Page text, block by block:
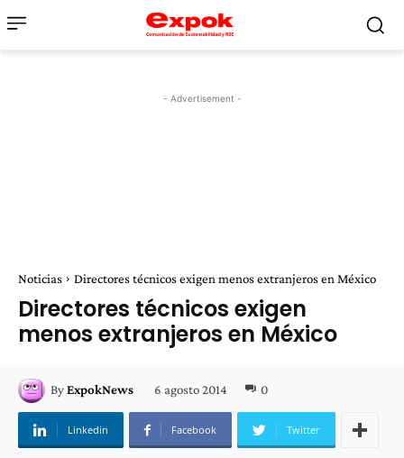
- Advertisement -
Noticias Directores técnicos exigen menos extranjeros en México
Directores técnicos exigen
menos extranjeros en México
ByExpokNews 6 agosto 2014 0
Linkedin Facebook Twitter